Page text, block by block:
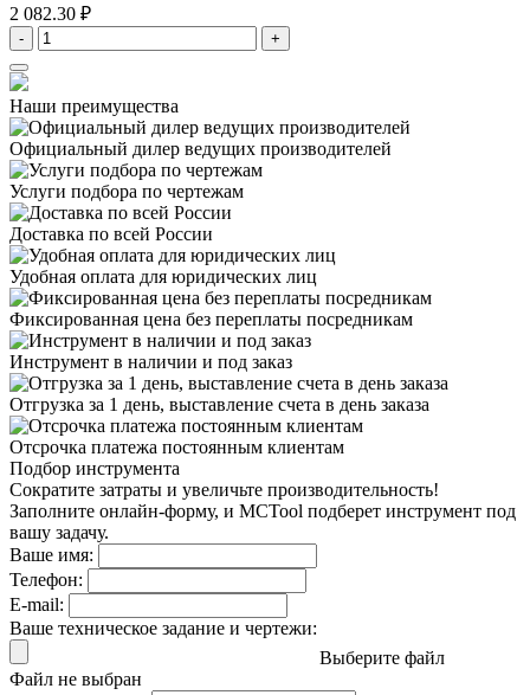
2 082.30 ₽
- +
Наши преимущества
Официальный дилер ведущих производителей
Услуги подбора по чертежам
Доставка по всей России
Удобная оплата для юридических лиц
Фиксированная цена без переплаты посредникам
Инструмент в наличии и под заказ
Отгрузка за 1 день, выставление счета в день заказа
Отсрочка платежа постоянным клиентам
Подбор инструмента
Сократите затраты и увеличьте производительность!
Заполните онлайн-форму, и MCTool подберет инструмент под
вашу задачу.
Ваше имя:
Телефон:
E-mail:
Ваше техническое задание и чертежи:
Выберите файл
Файл не выбран